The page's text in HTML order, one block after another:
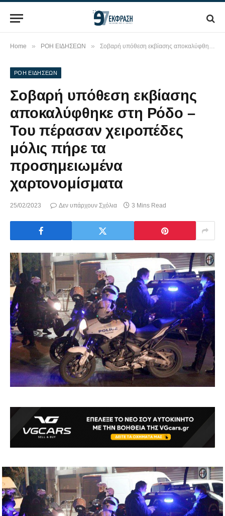
Home » ΡΟΗ ΕΙΔΗΣΕΩΝ » Σοβαρή υπόθεση εκβίασης αποκαλύφθηκε στη Ρόδο – Του πέρασαν χειροπέδες μόλις πήρε τα προσημειωμένα χαρτονομίσματα
ΡΟΗ ΕΙΔΗΣΕΩΝ
Σοβαρή υπόθεση εκβίασης
αποκαλύφθηκε στη Ρόδο –
Του πέρασαν χειροπέδες
μόλις πήρε τα
προσημειωμένα
χαρτονομίσματα
25/02/2023 Δεν υπάρχουν Σχόλια 3 Mins Read